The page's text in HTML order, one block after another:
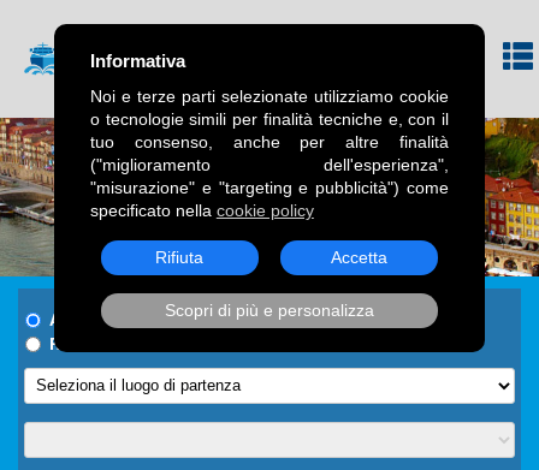
Informativa
Noi e terze parti selezionate utilizziamo cookie
o tecnologie simili per finalità tecniche e, con il
tuo consenso, anche per altre finalità
("miglioramento dell'esperienza",
"misurazione" e "targeting e pubblicità") come
specificato nella cookie policy
Rifiuta Accetta
Scopri di più e personalizza